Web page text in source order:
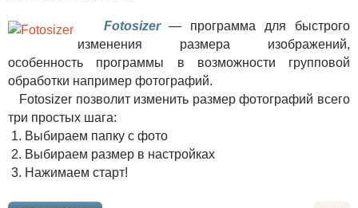
Fotosizer— программа для быстрого
изменения размера изображений,
особенность программы в возможности групповой
обработки например фотографий.
Fotosizer позволит изменить размер фотографий всего
три простых шага:
1. Выбираем папку с фото
2. Выбираем размер в настройках
3. Нажимаем старт!